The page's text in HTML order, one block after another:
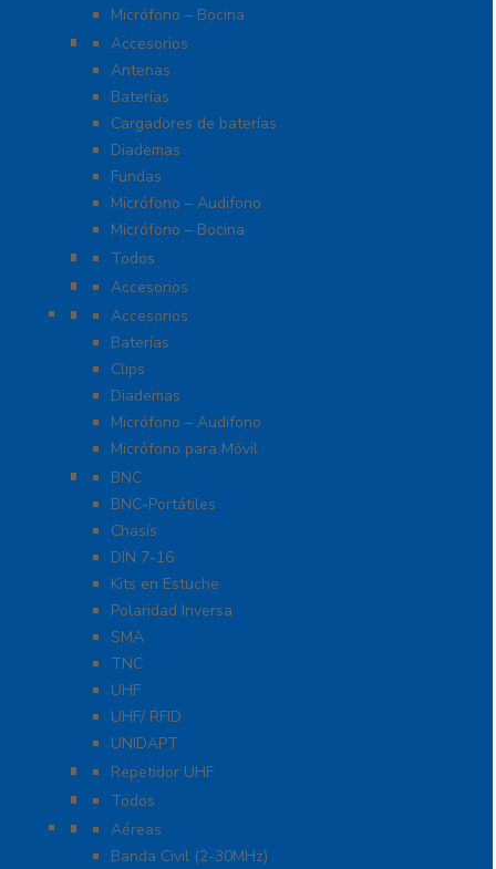
Micrófono – Bocina
Accesorios para ICOM
Accesorios
Antenas
Baterías
Cargadores de baterías
Diademas
Fundas
Micrófono – Audifono
Micrófono – Bocina
Radios Amateur
Todos
Accesorios para Otras Marcas
Accesorios
Accesorios Para Motorola
Accesorios
Baterías
Clips
Diademas
Micrófono – Audifono
Micrófono para Móvil
Adaptadores
BNC
BNC-Portátiles
Chasís
DIN 7-16
Kits en Estuche
Polaridad Inversa
SMA
TNC
UHF
UHF/ RFID
UNIDAPT
Repetidores para Radiocomunicación
Repetidor UHF
Radio Sobre Celular PoC
Todos
Antenas
Aéreas
Banda Civil (2-30MHz)